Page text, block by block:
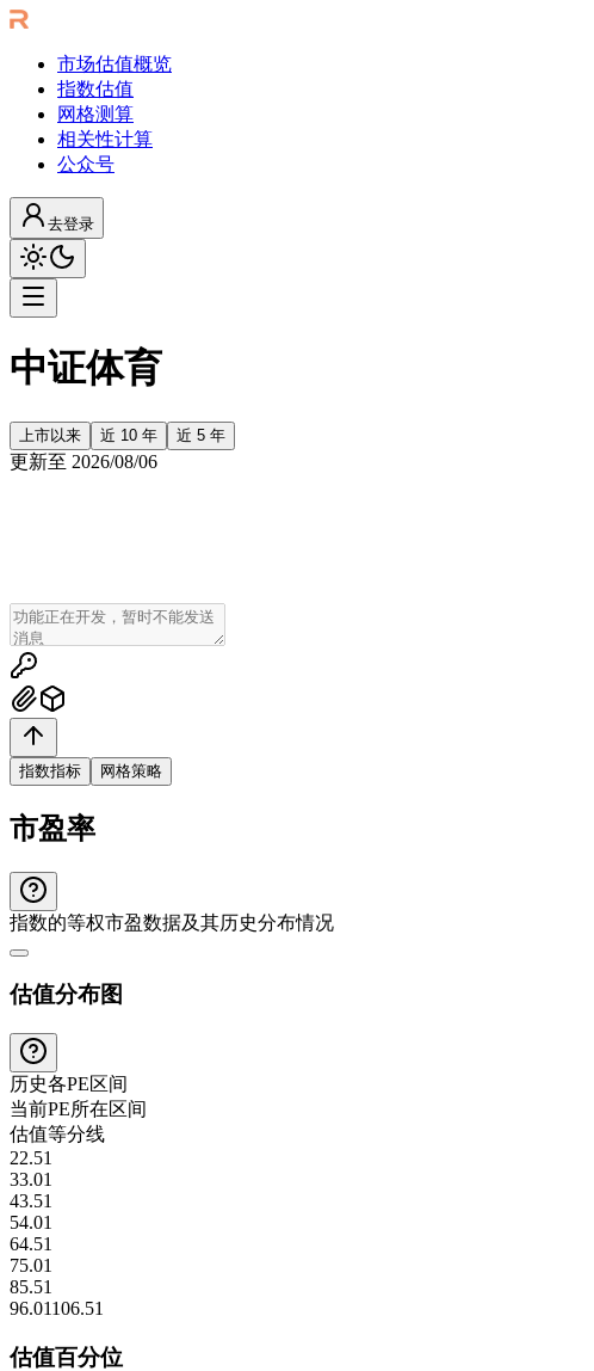
市场估值概览
指数估值
网格测算
相关性计算
公众号
去登录
中证体育
上市以来 近 10 年 近 5 年
更新至 2026/08/06
指数指标 网格策略
市盈率
指数的等权市盈数据及其历史分布情况
估值分布图
历史各PE区间
当前PE所在区间
估值等分线
22.51
33.01
43.51
54.01
64.51
75.01
85.51
96.01106.51
估值百分位